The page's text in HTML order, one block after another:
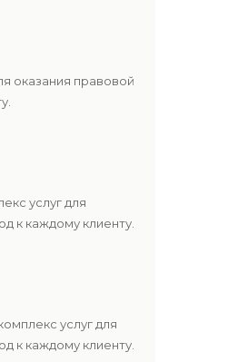
оказания правовой
услуг для
к каждому клиенту.
услуг для
к каждому клиенту.